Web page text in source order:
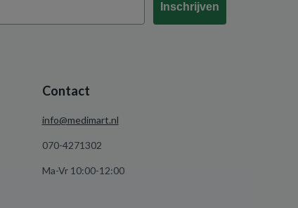
Inschrijven
Contact
info@medimart.nl
070-4271302
Ma-Vr 10:00-12:00